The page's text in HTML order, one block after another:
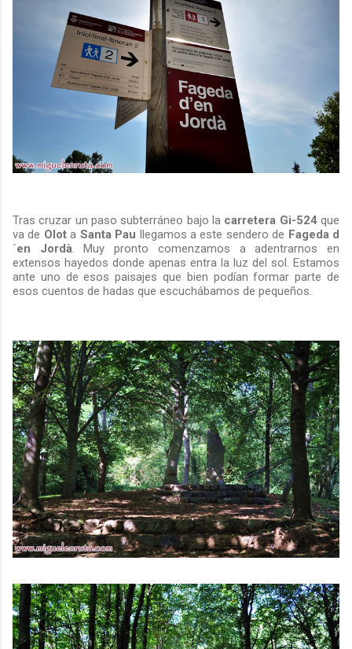
Tras cruzar un paso subterráneo bajo la carretera Gi-524que
va de Olota Santa Pau llegamos a este sendero de Fageda d
´en Jordà. Muy pronto comenzamos a adentrarnos en
extensos hayedos donde apenas entra la luz del sol. Estamos
ante uno de esos paisajes que bien podían formar parte de
esos cuentos de hadas que escuchábamos de pequeños.